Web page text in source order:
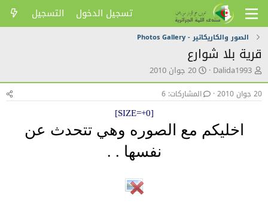
تسجيل الدخول التسجيل
الصور والكاريكاتير - Photos Gallery
قرية بلا شوارع
ك
ا
ت
ب
Dalida1993 ت
ا
ر
ي
ل
20 جوان 2010
20 جوان 2010 المشاركات: 6
[SIZE=+0]
اخليكم مع الصوره وهي تتحدث عن
نفسها . .